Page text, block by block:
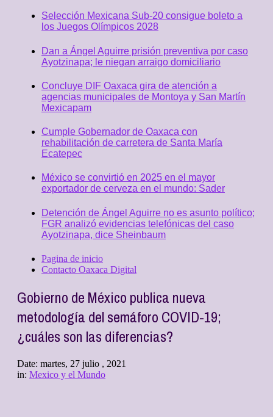
Selección Mexicana Sub-20 consigue boleto a
los Juegos Olímpicos 2028
Dan a Ángel Aguirre prisión preventiva por caso
Ayotzinapa; le niegan arraigo domiciliario
Concluye DIF Oaxaca gira de atención a
agencias municipales de Montoya y San Martín
Mexicapam
Cumple Gobernador de Oaxaca con
rehabilitación de carretera de Santa María
Ecatepec
México se convirtió en 2025 en el mayor
exportador de cerveza en el mundo: Sader
Detención de Ángel Aguirre no es asunto político;
FGR analizó evidencias telefónicas del caso
Ayotzinapa, dice Sheinbaum
Pagina de inicio
Contacto Oaxaca Digital
Gobierno de México publica nueva
metodología del semáforo COVID-19;
¿cuáles son las diferencias?
Date: martes, 27 julio , 2021
in: Mexico y el Mundo